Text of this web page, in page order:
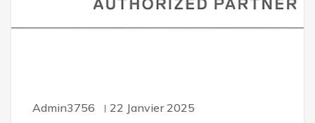
Admin3756 22 Janvier 2025